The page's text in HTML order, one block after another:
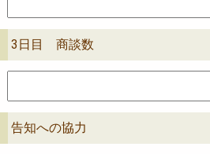
3日目 商談数
告知への協力